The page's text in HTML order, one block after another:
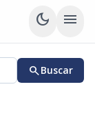
dark_mode menu
searchBuscar